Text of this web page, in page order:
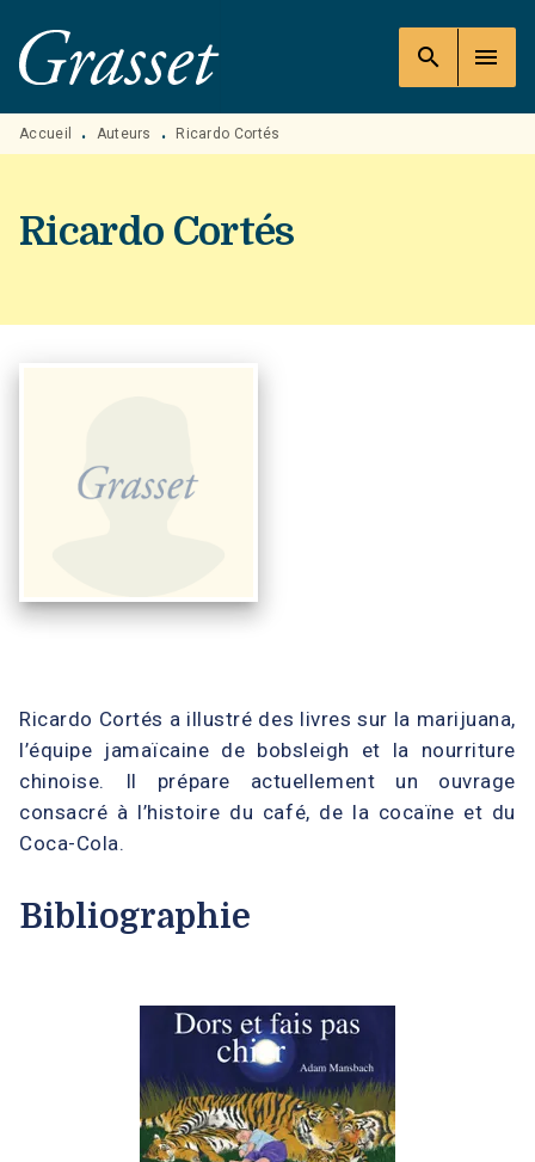
MENU RECHERCHE
PIED DE PAGE
search menu
Accueil • Auteurs • Ricardo Cortés
Ricardo Cortés
Ricardo Cortés a illustré des livres sur la marijuana,
l’équipe jamaïcaine de bobsleigh et la nourriture
chinoise. Il prépare actuellement un ouvrage
consacré à l’histoire du café, de la cocaïne et du
Coca-Cola.
Bibliographie